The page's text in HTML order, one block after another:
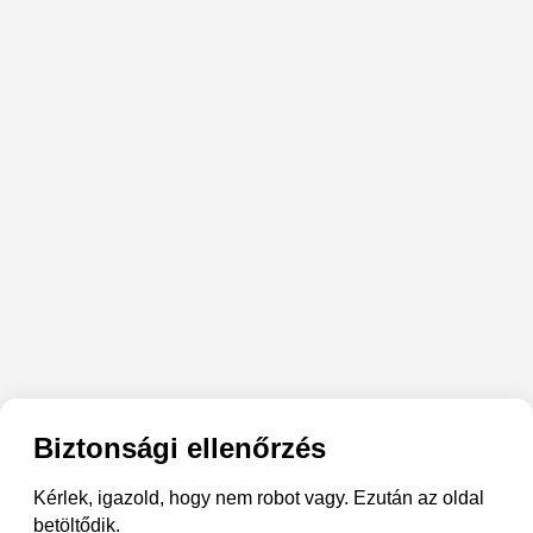
Biztonsági ellenőrzés
Kérlek, igazold, hogy nem robot vagy. Ezután az oldal
betöltődik.